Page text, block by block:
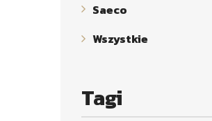
Saeco
Wszystkie
Tagi